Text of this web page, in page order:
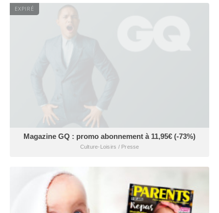
EXPIRÉ
Magazine GQ : promo abonnement à 11,95€ (-73%)
Culture-Loisirs / Presse